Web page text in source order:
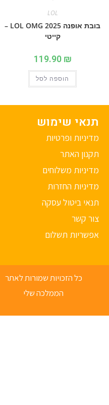
בובת אופנה 2025 LOL OMG –
קייטי
119.90
הוספה לסל
שימוש
ופרטיות
האתר
משלוחים
החזרות
ביטול עסקה
קשר
תשלום
כל הזכויות שמורות לאתר
הממלכה שלי